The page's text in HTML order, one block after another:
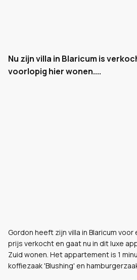
Nu zijn villa in Blaricum is
voorlopig hier wonen....
Gordon heeft zijn villa in Blaricum
prijs verkocht en gaat nu in dit luxe
Zuid wonen. Het appartement is 1
koffiezaak 'Blushing' en